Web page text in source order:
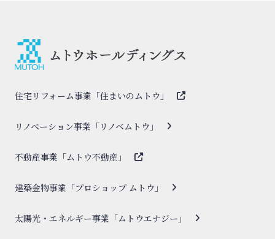
住宅リフォーム事業「住まいのムトウ」
リノベーション事業「リノベムトウ」
不動産事業「ムトウ不動産」
建築金物事業「プロショップ ムトウ」
太陽光・エネルギー事業「ムトウエナジー」